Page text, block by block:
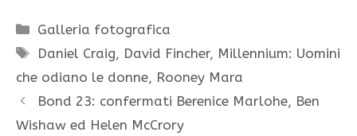
Categorie
Galleria fotografica
Tag
Daniel Craig, David Fincher, Millennium: Uomini
che odiano le donne, Rooney Mara
Bond 23: confermati Berenice Marlohe, Ben
Wishaw ed Helen McCrory